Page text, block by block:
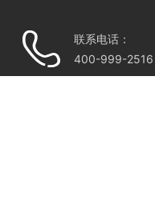
联系电话：
400-999-2516